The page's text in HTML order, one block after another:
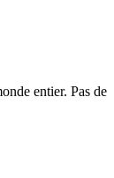
entier. Pas de